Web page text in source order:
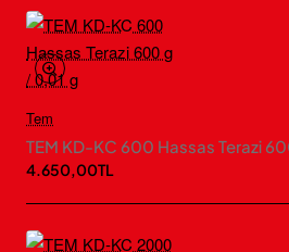
Tem
TEM KD-KC 600 Hassas Terazi
4.650,00TL